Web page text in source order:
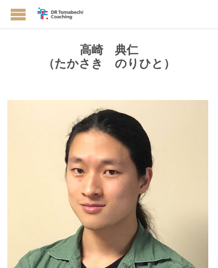
高崎 典仁
（たかさき のりひと）